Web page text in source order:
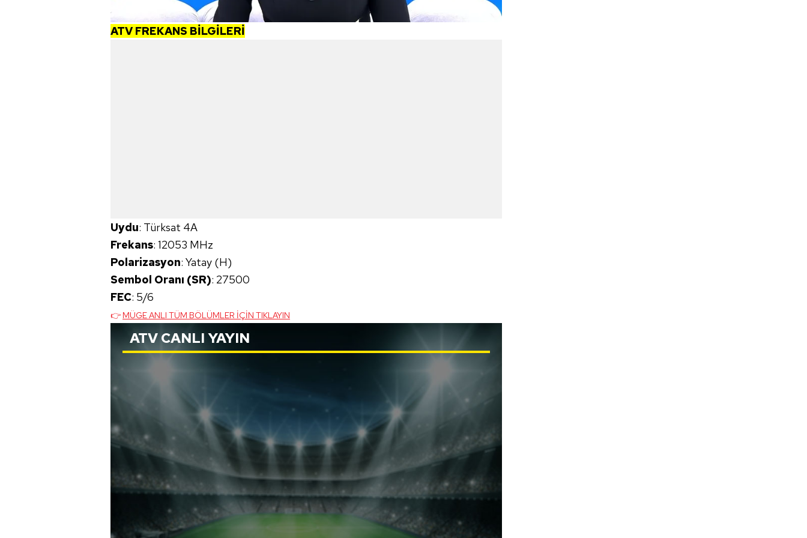
mevzuata uygun olarak kullanılan çerezlerle ilgili bilgi almak için lütfen
ATV FREKANS BİLGİLERİ
Uydu: Türksat 4A
Frekans: 12053 MHz
Polarizasyon: Yatay (H)
Sembol Oranı (SR): 27500
FEC: 5/6
👉 MÜGE ANLI TÜM BÖLÜMLER İÇİN TIKLAYIN
ATVCANLI YAYIN